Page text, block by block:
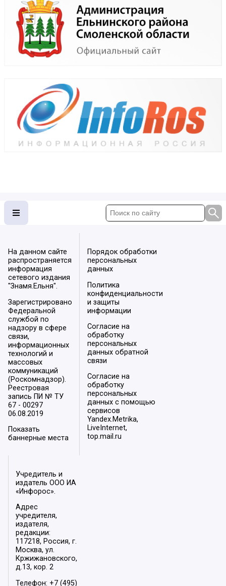
На данном сайте
распространяется
информация
сетевого издания
"Знамя.Ельня".
Зарегистрировано
Федеральной
службой по
надзору в сфере
связи,
информационных
технологий и
массовых
коммуникаций
(Роскомнадзор).
Реестровая
запись ПИ № ТУ
67 - 00297
06.08.2019
Показать
баннерные места
Порядок обработки
персональных
данных
Политика
конфиденциальности
и защиты
информации
Согласие на
обработку
персональных
данных обратной
связи
Согласие на
обработку
персональных
данных с помощью
сервисов
Yandex.Metrika,
LiveInternet,
top.mail.ru
Учредитель и
издатель ООО ИА
«Инфорос».
Адрес
учредителя,
издателя,
редакции:
117218, Россия, г.
Москва, ул.
Кржижановского,
д.13, кор. 2
Телефон: +7 (495)